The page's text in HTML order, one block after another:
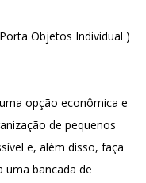
Objetos Individual )
opção econômica e
de pequenos
e, além disso, faça
uma bancada de